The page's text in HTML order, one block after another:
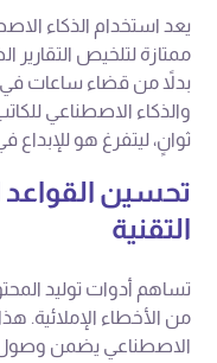
يعد استخدام الذكاء
ممتازة لتلخيص التقارير
بدلاً من قضاء ساعات في
والذكاء الاصطناعي
ثوانٍ، ليتفرغ هو للإبداع
تحسين القواعد
التقنية
تساهم أدوات توليد
من الأخطاء الإملائية.
الاصطناعي يضمن وصول